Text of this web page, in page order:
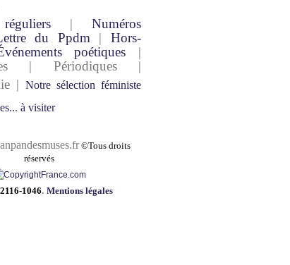
| Numéros
du Ppdm |Hors-
poétiques |
| Périodiques |
| Notre sélection féministe
à visiter
pandesmuses.fr ©Tous droits
réservés
1046. Mentions légales